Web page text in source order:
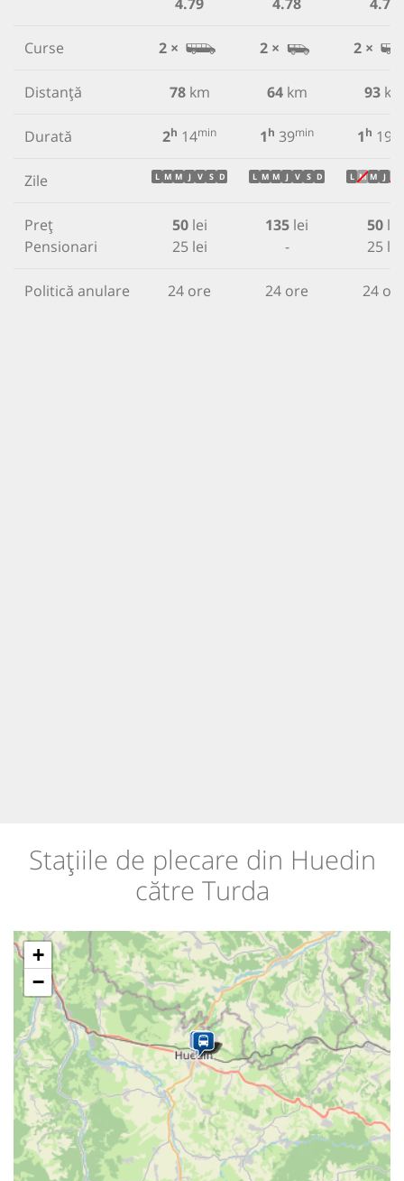
Curse 2 × 2 × 2 ×
Distanță 78km 64km 93km
Durată 2h 14min 1h 39min 1h 19
Zile L M M J V S D L M M J V S D L M M J
Preț
Pensionari
50lei
25 lei
135 lei
-
50lei
25 lei
Politică anulare 24 ore 24 ore 24
Stațiile de plecare din Huedin
către Turda
+
−